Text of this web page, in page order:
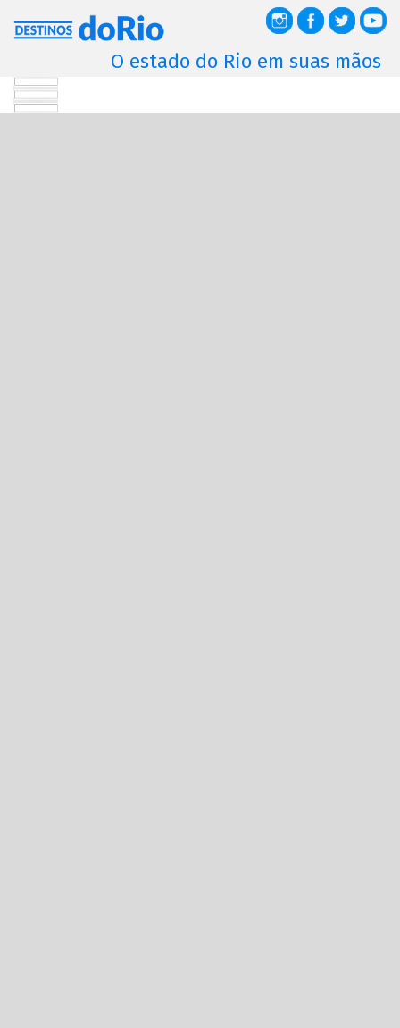
O estado do Rio em suas mãos